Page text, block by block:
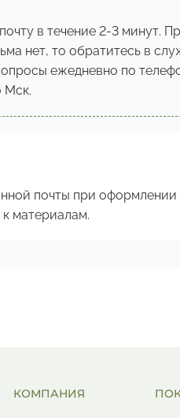
в течение 2-3 минут.
нет, то обратитесь в
ежедневно по
Мск.
почты при оформлении
материалам.
КОМПАНИЯ